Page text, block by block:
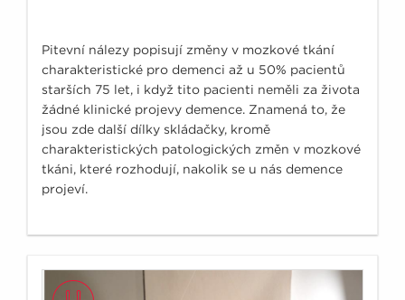
Pitevní nálezy popisují změny v mozkové tkání
charakteristické pro demenci až u 50% pacientů
starších 75 let, i když tito pacienti neměli za života
žádné klinické projevy demence. Znamená to, že
jsou zde další dílky skládačky, kromě
charakteristických patologických změn v mozkové
tkáni, které rozhodují, nakolik se u nás demence
projeví.